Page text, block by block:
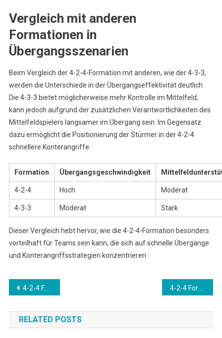
Vergleich mit anderen
Formationen in
Übergangsszenarien
Beim Vergleich der 4-2-4-Formation mit anderen, wie der 4-3-3,
werden die Unterschiede in der Übergangseffektivität deutlich.
Die 4-3-3 bietet möglicherweise mehr Kontrolle im Mittelfeld,
kann jedoch aufgrund der zusätzlichen Verantwortlichkeiten des
Mittelfeldspielers langsamer im Übergang sein. Im Gegensatz
dazu ermöglicht die Positionierung der Stürmer in der 4-2-4
schnellere Konterangriffe.
Formation Übergangsgeschwindigkeit
4-2-4 Hoch Moderat
4-3-3 Moderat Stark
Dieser Vergleich hebt hervor, wie die 4-2-4-Formation besonders
vorteilhaft für Teams sein kann, die sich auf schnelle Übergänge
und Konterangriffsstrategien konzentrieren.
Post
navigation
4-2-4 Formation: Breite und Tiefe, Abwehr dehnen, Chancen kreieren 4-2-4 Formation: Rollenentwicklung, Anpassung an Gegner, Situationsbewusstsein
RELATED POSTS